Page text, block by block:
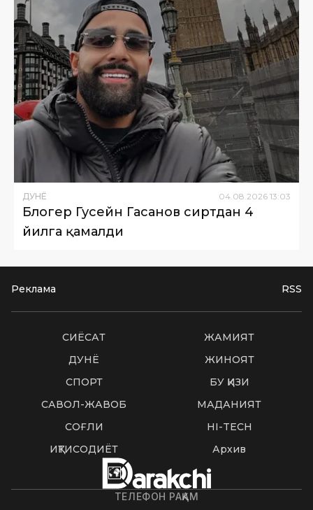
ДУНË 04.08.2026 13:03
Блогер Гусейн Гасанов сиртдан 4
йилга қамалди
Реклама RSS
СИËСАТ
ЖАМИЯТ
ДУНË
ЖИНОЯТ
СПОРТ
БУ ҚИЗИҚ
САВОЛ-ЖАВОБ
МАДАНИЯТ
СОҒЛИҚ
HI-TECH
ИҚТИСОДИЁТ
Архив
ТЕЛЕФОН РАҚАМ